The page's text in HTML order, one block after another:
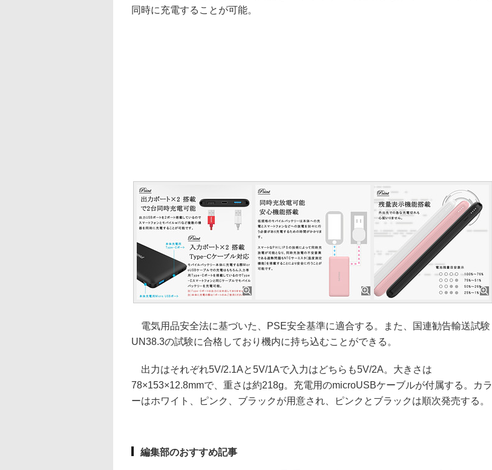
同時に充電することが可能。
電気用品安全法に基づいた、PSE安全基準に適合する。また、国連勧告輸送試験
UN38.3の試験に合格しており機内に持ち込むことができる。
出力はそれぞれ5V/2.1Aと5V/1Aで入力はどちらも5V/2A。大きさは
78×153×12.8mmで、重さは約218g。充電用のmicroUSBケーブルが付属する。カラ
ーはホワイト、ピンク、ブラックが用意され、ピンクとブラックは順次発売する。
編集部のおすすめ記事